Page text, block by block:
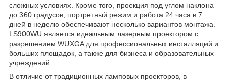
сложных условиях. Кроме того, проекция под углом наклона
до 360 градусов, портретный режим и работа 24 часа в 7
дней в неделю обеспечивают несколько вариантов монтажа.
LS900WU является идеальным лазерным проектором с
разрешением WUXGA для профессиональных инсталляций и
больших площадок, а также для бизнеса и образовательных
учреждений.
В отличие от традиционных ламповых проекторов, в